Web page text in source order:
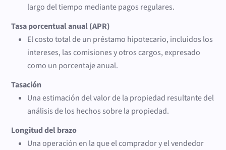
largo del tiempo mediante pagos regulares.
Tasa porcentual anual (APR)
El costo total de un préstamo hipotecario, incluidos los
intereses, las comisiones y otros cargos, expresado
como un porcentaje anual.
Tasación
Una estimación del valor de la propiedad resultante del
análisis de los hechos sobre la propiedad.
Longitud del brazo
Una operación en la que el comprador y el vendedor